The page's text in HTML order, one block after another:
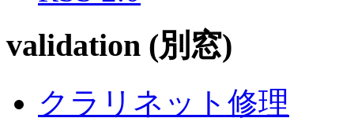
validation (別窓)
クラリネット修理